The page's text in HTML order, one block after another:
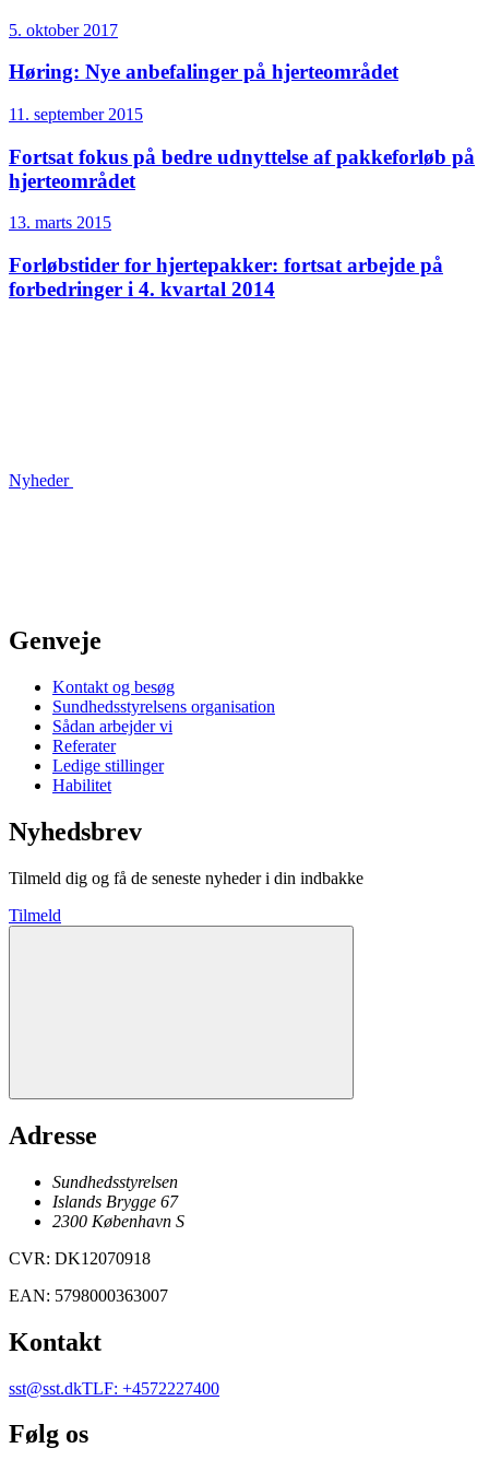
5. oktober 2017
Høring: Nye anbefalinger på hjerteområdet
11. september 2015
Fortsat fokus på bedre udnyttelse af pakkeforløb på
hjerteområdet
13. marts 2015
Forløbstider for hjertepakker: fortsat arbejde på
forbedringer i 4. kvartal 2014
Nyheder
Genveje
Kontakt og besøg
Sundhedsstyrelsens organisation
Sådan arbejder vi
Referater
Ledige stillinger
Habilitet
Nyhedsbrev
Tilmeld dig og få de seneste nyheder i din indbakke
Tilmeld
Adresse
Sundhedsstyrelsen
Islands Brygge 67
2300 København S
CVR: DK12070918
EAN: 5798000363007
Kontakt
sst@sst.dkTLF: +4572227400
Følg os